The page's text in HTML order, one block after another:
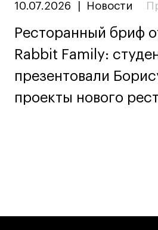
10.07.2026 Новости
Ресторанный бриф
Rabbit Family:
презентовали
проекты нового